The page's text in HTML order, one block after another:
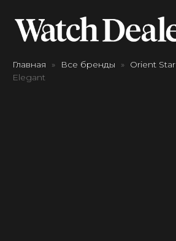
Главная Все бренды Orient Star
Elegant